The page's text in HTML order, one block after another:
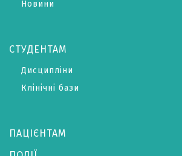
Новини
СТУДЕНТАМ
Дисципліни
Клінічні бази
ПАЦІЄНТАМ